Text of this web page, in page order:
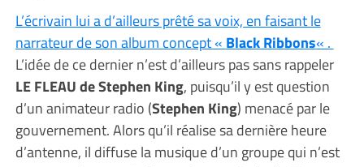
L’écrivain lui a d’ailleurs prêté sa voix, en faisant le
narrateur de son album concept « Black Ribbons« .
L’idée de ce dernier n’est d’ailleurs pas sans rappeler
LE FLEAU de Stephen King, puisqu’il y est question
d’un animateur radio (Stephen King) menacé par le
gouvernement. Alors qu’il réalise sa dernière heure
d’antenne, il diffuse la musique d’un groupe qui n’est